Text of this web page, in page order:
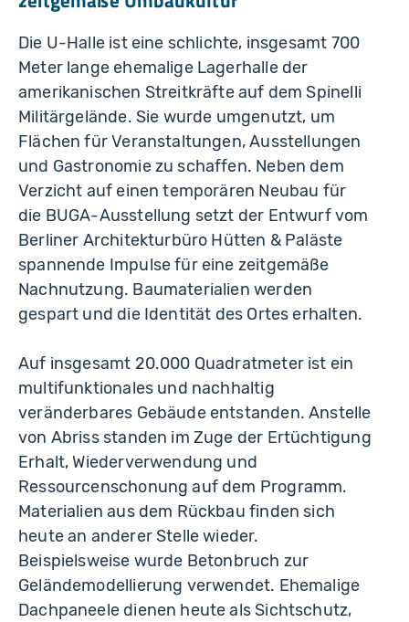
Die U-Halle ist eine schlichte, insgesamt 700
Meter lange ehemalige Lagerhalle der
amerikanischen Streitkräfte auf dem Spinelli
Militärgelände. Sie wurde umgenutzt, um
Flächen für Veranstaltungen, Ausstellungen
und Gastronomie zu schaffen. Neben dem
Verzicht auf einen temporären Neubau für
die BUGA-Ausstellung setzt der Entwurf vom
Berliner Architekturbüro Hütten & Paläste
spannende Impulse für eine zeitgemäße
Nachnutzung. Baumaterialien werden
gespart und die Identität des Ortes erhalten.
Auf insgesamt 20.000 Quadratmeter ist ein
multifunktionales und nachhaltig
veränderbares Gebäude entstanden. Anstelle
von Abriss standen im Zuge der Ertüchtigung
Erhalt, Wiederverwendung und
Ressourcenschonung auf dem Programm.
Materialien aus dem Rückbau finden sich
heute an anderer Stelle wieder.
Beispielsweise wurde Betonbruch zur
Geländemodellierung verwendet. Ehemalige
Dachpaneele dienen heute als Sichtschutz,